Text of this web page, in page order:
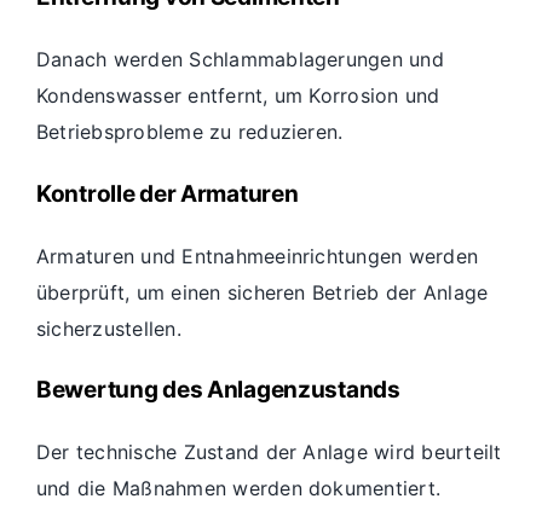
Danach werden Schlammablagerungen und
Kondenswasser entfernt, um Korrosion und
Betriebsprobleme zu reduzieren.
Kontrolle der Armaturen
Armaturen und Entnahmeeinrichtungen werden
überprüft, um einen sicheren Betrieb der Anlage
sicherzustellen.
Bewertung des Anlagenzustands
Der technische Zustand der Anlage wird beurteilt
und die Maßnahmen werden dokumentiert.